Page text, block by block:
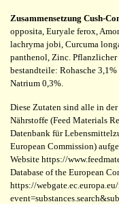
Zusammensetzung Cush-
opposita, Euryale ferox,
lachryma jobi, Curcuma
panthenol, Zinc.
bestandteile: Rohasche
Natrium 0,3%.
Diese Zutaten sind alle in
Nährstoffe (Feed Materials
Datenbank für
European Commission)
Website https://
Database of the European
https://